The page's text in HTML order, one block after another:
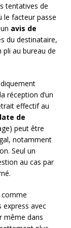
tentatives de
le facteur passe
avis de
du destinataire,
au bureau de
réception d’un
effectif au
de
peut être
notamment
Seul un
au cas par
express avec
même dans